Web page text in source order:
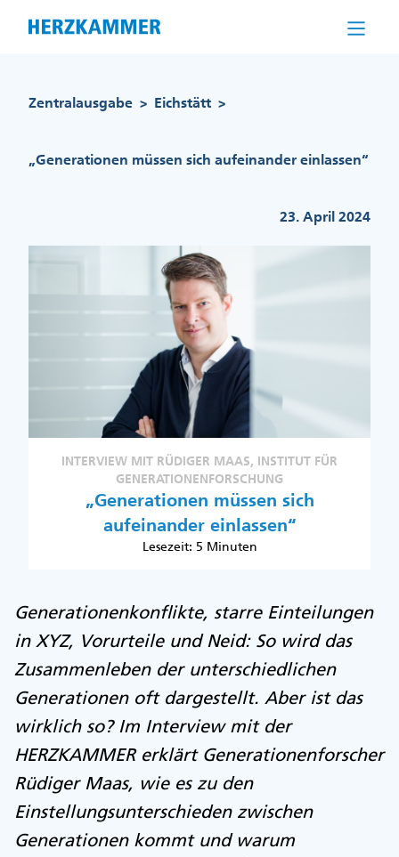
Zentralausgabe > Eichstätt >
„Generationen müssen sich aufeinander einlassen“
23. April 2024
INTERVIEW MIT RÜDIGER MAAS, INSTITUT FÜR
GENERATIONENFORSCHUNG
„Generationen müssen sich
aufeinander einlassen“
Lesezeit: 5 Minuten
Generationenkonflikte, starre Einteilungen
in XYZ, Vorurteile und Neid: So wird das
Zusammenleben der unterschiedlichen
Generationen oft dargestellt. Aber ist das
wirklich so? Im Interview mit der
HERZKAMMER erklärt Generationenforscher
Rüdiger Maas, wie es zu den
Einstellungsunterschieden zwischen
Generationen kommt und warum